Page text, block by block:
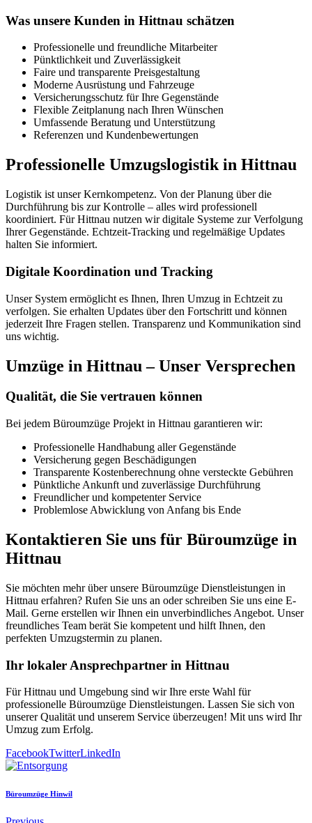
Was unsere Kunden in Hittnau schätzen
Professionelle und freundliche Mitarbeiter
Pünktlichkeit und Zuverlässigkeit
Faire und transparente Preisgestaltung
Moderne Ausrüstung und Fahrzeuge
Versicherungsschutz für Ihre Gegenstände
Flexible Zeitplanung nach Ihren Wünschen
Umfassende Beratung und Unterstützung
Referenzen und Kundenbewertungen
Professionelle Umzugslogistik in Hittnau
Logistik ist unser Kernkompetenz. Von der Planung über die
Durchführung bis zur Kontrolle – alles wird professionell
koordiniert. Für Hittnau nutzen wir digitale Systeme zur Verfolgung
Ihrer Gegenstände. Echtzeit-Tracking und regelmäßige Updates
halten Sie informiert.
Digitale Koordination und Tracking
Unser System ermöglicht es Ihnen, Ihren Umzug in Echtzeit zu
verfolgen. Sie erhalten Updates über den Fortschritt und können
jederzeit Ihre Fragen stellen. Transparenz und Kommunikation sind
uns wichtig.
Umzüge in Hittnau – Unser Versprechen
Qualität, die Sie vertrauen können
Bei jedem Büroumzüge Projekt in Hittnau garantieren wir:
Professionelle Handhabung aller Gegenstände
Versicherung gegen Beschädigungen
Transparente Kostenberechnung ohne versteckte Gebühren
Pünktliche Ankunft und zuverlässige Durchführung
Freundlicher und kompetenter Service
Problemlose Abwicklung von Anfang bis Ende
Kontaktieren Sie uns für Büroumzüge in
Hittnau
Sie möchten mehr über unsere Büroumzüge Dienstleistungen in
Hittnau erfahren? Rufen Sie uns an oder schreiben Sie uns eine E-
Mail. Gerne erstellen wir Ihnen ein unverbindliches Angebot. Unser
freundliches Team berät Sie kompetent und hilft Ihnen, den
perfekten Umzugstermin zu planen.
Ihr lokaler Ansprechpartner in Hittnau
Für Hittnau und Umgebung sind wir Ihre erste Wahl für
professionelle Büroumzüge Dienstleistungen. Lassen Sie sich von
unserer Qualität und unserem Service überzeugen! Mit uns wird Ihr
Umzug zum Erfolg.
FacebookTwitterLinkedIn
Büroumzüge Hinwil